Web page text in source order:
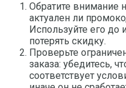
Обратите внимание
актуален ли
Используйте его до
потерять скидку.
Проверьте
заказа: убедитесь,
соответствует